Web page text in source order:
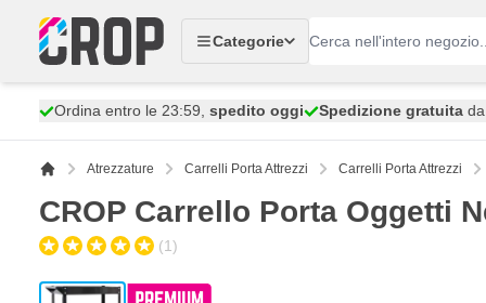
Categorie
Ordina entro le 23:59, spedito oggi Spedizione gratuita
Atrezzature Carrelli Porta Attrezzi Carrelli Porta Attrezzi
CROP Carrello Porta Oggetti
(1)
View larger image